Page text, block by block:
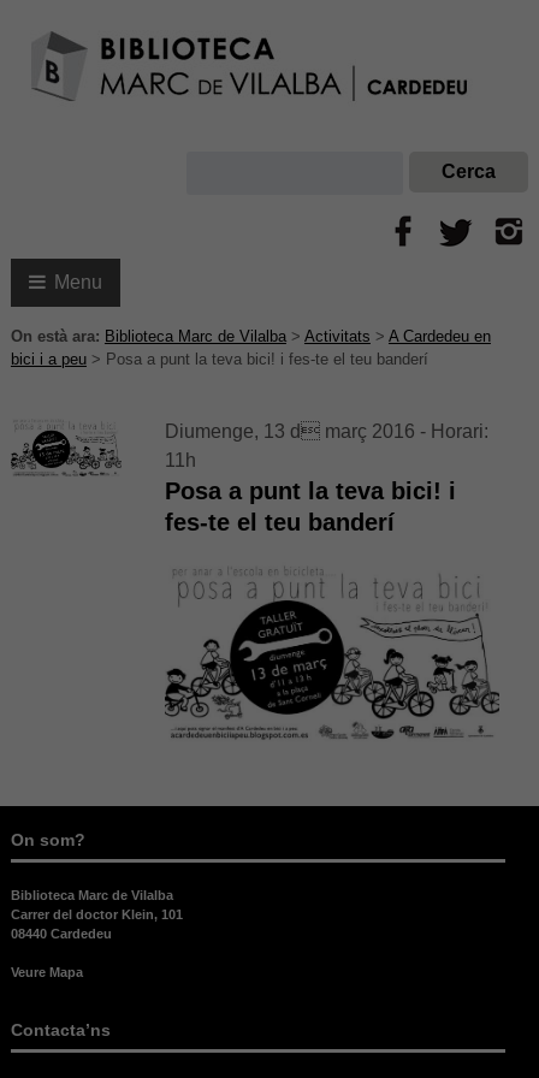
Menu
On està ara: Biblioteca Marc de Vilalba> Activitats > A Cardedeu en
bici i a peu> Posa a punt la teva bici! i fes-te el teu banderí
Diumenge, 13 d març 2016 - Horari:
11h
Posa a punt la teva bici! i
fes-te el teu banderí
On som?
Biblioteca Marc de Vilalba
Carrer del doctor Klein, 101
08440 Cardedeu
Veure Mapa
Contacta’ns